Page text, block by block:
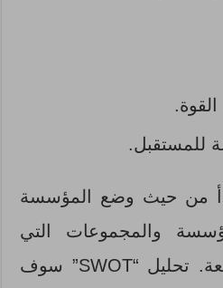
للمستقبل.
من حيث وضع المؤسسة
والمجموعات التي
تخدمها وغاياتها الواسعة. تحليل “SWOT” سوف